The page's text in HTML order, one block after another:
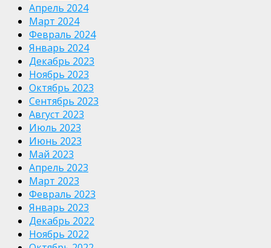
Апрель 2024
Март 2024
Февраль 2024
Январь 2024
Декабрь 2023
Ноябрь 2023
Октябрь 2023
Сентябрь 2023
Август 2023
Июль 2023
Июнь 2023
Май 2023
Апрель 2023
Март 2023
Февраль 2023
Январь 2023
Декабрь 2022
Ноябрь 2022